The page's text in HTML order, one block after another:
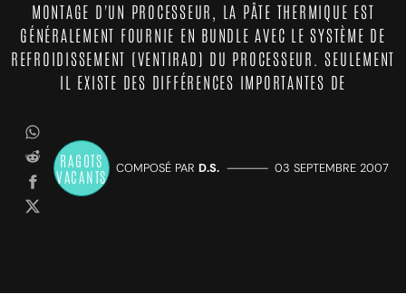
MONTAGE D'UN PROCESSEUR, LA PÂTE THERMIQUE EST
GÉNÉRALEMENT FOURNIE EN BUNDLE AVEC LE SYSTÈME DE
REFROIDISSEMENT (VENTIRAD) DU PROCESSEUR. SEULEMENT
IL EXISTE DES DIFFÉRENCES IMPORTANTES DE
RAGOTS
VACANTS COMPOSÉ PAR D.S. ————— 03 SEPTEMBRE 2007